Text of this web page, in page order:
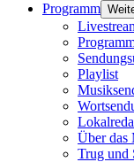
Programm
Playlist
Über das
Trug und